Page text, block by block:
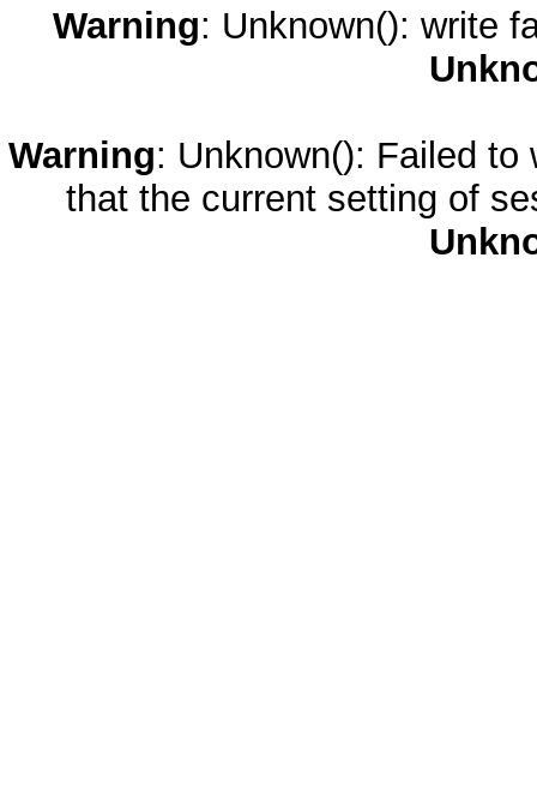
Warning: Unknown(): write
Warning: Unknown(): Failed
that the current setting of